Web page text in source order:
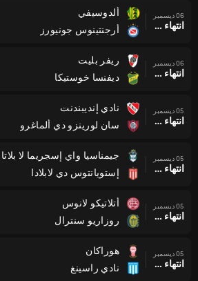
06 ديسمبر
انتهاء وقت المباراة
ألدوسيفي
أرجنتينوس جونيورز
06 ديسمبر
انتهاء وقت المباراة
ريفر بليت
ديفنسا خوستيكا
05 ديسمبر
انتهاء وقت المباراة
نادي إنديبندنت
سان لورينزو دي ألماغرو
05 ديسمبر
انتهاء وقت المباراة
جيمناسيا واي إسجريما لا بلاتا
إستويانتوس دي لابلادا
05 ديسمبر
انتهاء وقت المباراة
أتلاتيكو لانوس
روزاريو سنترال
05 ديسمبر
انتهاء وقت المباراة
هوراكان
نادي راسينغ